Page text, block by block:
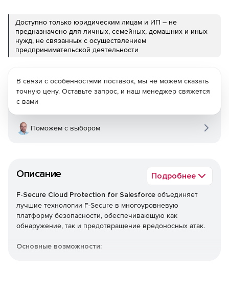
Доступно только юридическим лицам и ИП – не
предназначено для личных, семейных, домашних и иных
нужд, не связанных с осуществлением
предпринимательской деятельности
Описание Подробнее
F-Secure Cloud Protection for Salesforce объединяет
лучшие технологии F-Secure в многоуровневую
платформу безопасности, обеспечивающую как
обнаружение, так и предотвращение вредоносных атак.
Основные возможности:
В связи с особенностями поставок, мы не можем сказать
точную цену. Оставьте запрос, и наш менеджер свяжется
с вами
Поможем с выбором